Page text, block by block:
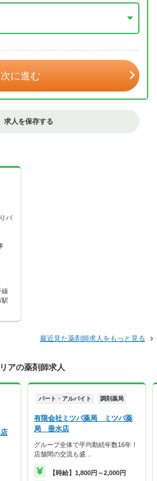
次に進む
求人を保存する
バ
線
駅
最近見た薬剤師求人をもっと見る
アの薬剤師求人
パート・アルバイト 調剤薬局
有限会社ミツバ薬局 ミツバ薬
局 垂水店
グループ全体で平均勤続年数16年！
店舗間の交流も盛…
【時給】1,800円～2,000円